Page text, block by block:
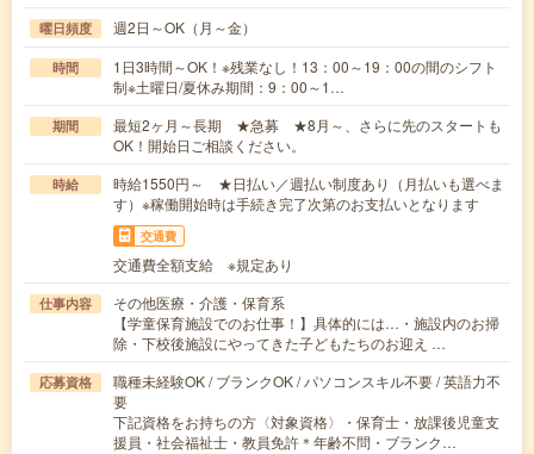
曜日頻度 週2日～OK（月～金）
時間
1日3時間～OK！※残業なし！13：00～19：00の間のシフト
制※土曜日/夏休み期間：9：00～1…
期間
最短2ヶ月～長期 ★急募 ★8月～、さらに先のスタートも
OK！開始日ご相談ください。
時給
時給1550円～ ★日払い／週払い制度あり（月払いも選べま
す）※稼働開始時は手続き完了次第のお支払いとなります
交通費
交通費全額支給 ※規定あり
仕事内容
その他医療・介護・保育系
【学童保育施設でのお仕事！】具体的には…・施設内のお掃
除・下校後施設にやってきた子どもたちのお迎え …
応募資格
職種未経験OK / ブランクOK / パソコンスキル不要 / 英語力不
要
下記資格をお持ちの方〈対象資格〉・保育士・放課後児童支
援員・社会福祉士・教員免許＊年齢不問・ブランク…